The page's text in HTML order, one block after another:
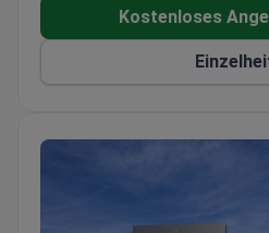
Kostenloses